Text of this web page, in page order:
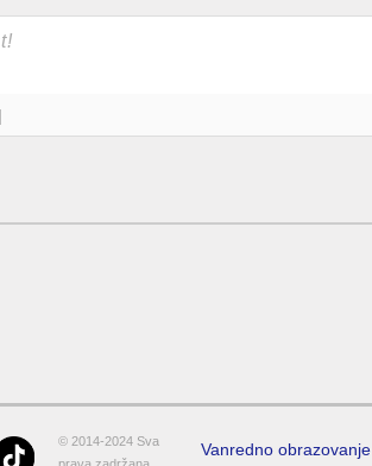
Vanredno obrazovanje
© 2014-2024 Sva